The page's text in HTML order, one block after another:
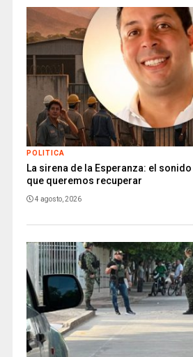
POLITICA
La sirena de la Esperanza: el
que queremos recuperar
4 agosto, 2026